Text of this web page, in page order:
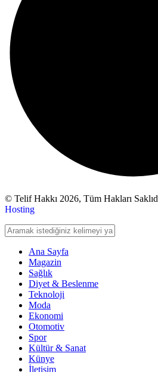
© Telif Hakkı 2026, Tüm Hakları
Hosting
Ana Sayfa
Magazin
Sağlık
Diyet & Beslenme
Teknoloji
Moda
Ekonomi
Otomotiv
Spor
Kültür & Sanat
Künye
İletişim